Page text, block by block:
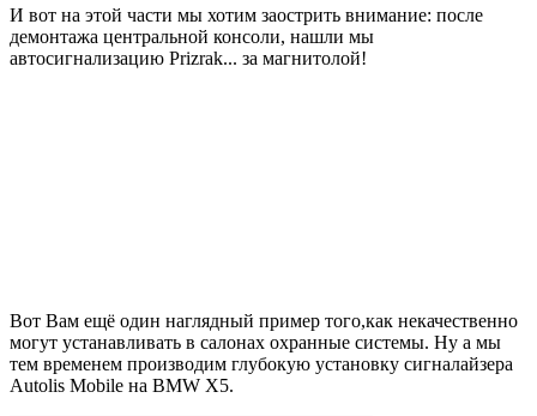
И вот на этой части мы хотим заострить внимание: после
демонтажа центральной консоли, нашли мы
автосигнализацию Prizrak... за магнитолой!
Вот Вам ещё один наглядный пример того,как некачественно
могут устанавливать в салонах охранные системы. Ну а мы
тем временем производим глубокую установку сигналайзера
Autolis Mobile на BMW X5.